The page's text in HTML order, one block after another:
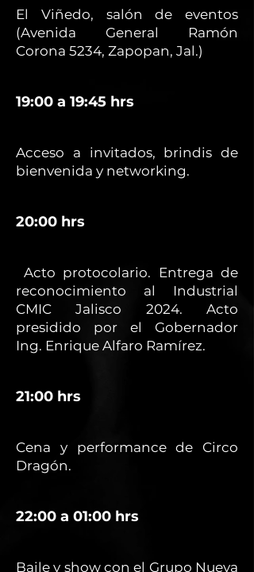
El Viñedo, salón de eventos
(Avenida General Ramón
Corona 5234, Zapopan, Jal.)
19:00 a 19:45 hrs
Acceso a invitados, brindis de
bienvenida y networking.
20:00 hrs
Acto protocolario. Entrega de
reconocimiento al Industrial
CMIC Jalisco 2024. Acto
presidido por el Gobernador
Ing. Enrique Alfaro Ramírez.
21:00 hrs
Cena y performance de Circo
Dragón.
22:00 a 01:00 hrs
Baile y show con el Grupo Nueva